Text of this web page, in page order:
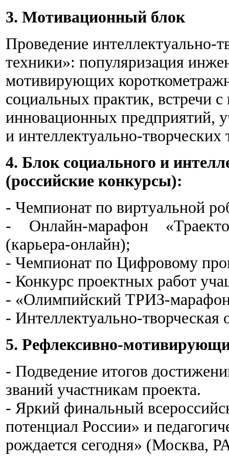
3. Мотивационный блок
Проведение интеллектуально-
техники»: популяризация
мотивирующих
социальных практик, встречи
инновационных предприятий,
и интеллектуально-творческих
4. Блок социального и
(российские конкурсы):
- Чемпионат по виртуальной
- Онлайн-марафон
(карьера-онлайн)⁠;
- Чемпионат по Цифровому
- Конкурс проектных работ
- «Олимпийский ТРИЗ-
- Интеллектуально-творческая
5. Рефлексивно-
- Подведение итогов
званий участникам проекта.
- Яркий финальный
потенциал России» и
рождается сегодня» (Москва,